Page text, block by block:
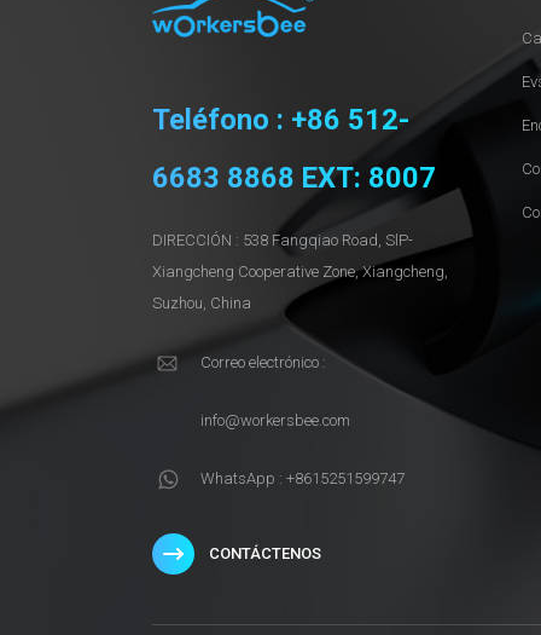
Teléfono : +86 512-
6683 8868 EXT: 8007
DIRECCIÓN : 538 Fangqiao Road, SlP-
Xiangcheng Cooperative Zone, Xiangcheng,
Suzhou, China
Correo electrónico :
info@workersbee.com
WhatsApp : +8615251599747
CONTÁCTENOS